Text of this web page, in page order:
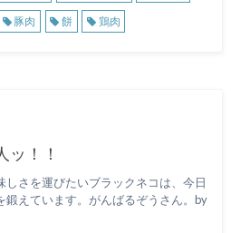
豚肉 餅 鶏肉
ッ！！
しさを運びたいブラックネコは、今日
鍛えています。がんばるぞうさん。by